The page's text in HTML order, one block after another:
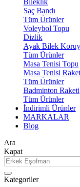
Bileklik
Saç Bandı
Tüm Ürünler
Voleybol Topu
Dizlik
Ayak Bilek
Tüm Ürünler
Masa Tenisi Topu
Masa Tenisi
Tüm Ürünler
Badminton Raketi
Tüm Ürünler
İndirimli Ürünler
MARKALAR
Blog
Ara
Kapat
Kategoriler